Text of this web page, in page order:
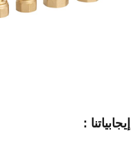
إيجابياتنا :